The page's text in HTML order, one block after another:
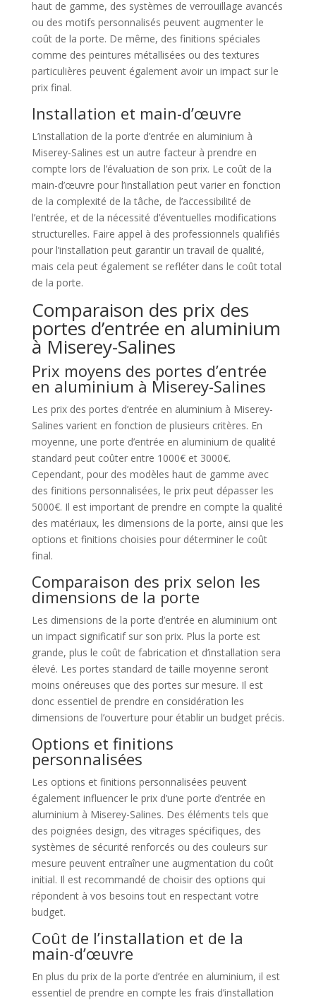
haut de gamme, des systèmes de verrouillage avancés
ou des motifs personnalisés peuvent augmenter le
coût de la porte. De même, des finitions spéciales
comme des peintures métallisées ou des textures
particulières peuvent également avoir un impact sur le
prix final.
Installation et main-d’œuvre
L’installation de la porte d’entrée en aluminium à
Miserey-Salines est un autre facteur à prendre en
compte lors de l’évaluation de son prix. Le coût de la
main-d’œuvre pour l’installation peut varier en fonction
de la complexité de la tâche, de l’accessibilité de
l’entrée, et de la nécessité d’éventuelles modifications
structurelles. Faire appel à des professionnels qualifiés
pour l’installation peut garantir un travail de qualité,
mais cela peut également se refléter dans le coût total
de la porte.
Comparaison des prix des
portes d’entrée en aluminium
à Miserey-Salines
Prix moyens des portes d’entrée
en aluminium à Miserey-Salines
Les prix des portes d’entrée en aluminium à Miserey-
Salines varient en fonction de plusieurs critères. En
moyenne, une porte d’entrée en aluminium de qualité
standard peut coûter entre 1000€ et 3000€.
Cependant, pour des modèles haut de gamme avec
des finitions personnalisées, le prix peut dépasser les
5000€. Il est important de prendre en compte la qualité
des matériaux, les dimensions de la porte, ainsi que les
options et finitions choisies pour déterminer le coût
final.
Comparaison des prix selon les
dimensions de la porte
Les dimensions de la porte d’entrée en aluminium ont
un impact significatif sur son prix. Plus la porte est
grande, plus le coût de fabrication et d’installation sera
élevé. Les portes standard de taille moyenne seront
moins onéreuses que des portes sur mesure. Il est
donc essentiel de prendre en considération les
dimensions de l’ouverture pour établir un budget précis.
Options et finitions
personnalisées
Les options et finitions personnalisées peuvent
également influencer le prix d’une porte d’entrée en
aluminium à Miserey-Salines. Des éléments tels que
des poignées design, des vitrages spécifiques, des
systèmes de sécurité renforcés ou des couleurs sur
mesure peuvent entraîner une augmentation du coût
initial. Il est recommandé de choisir des options qui
répondent à vos besoins tout en respectant votre
budget.
Coût de l’installation et de la
main-d’œuvre
En plus du prix de la porte d’entrée en aluminium, il est
essentiel de prendre en compte les frais d’installation